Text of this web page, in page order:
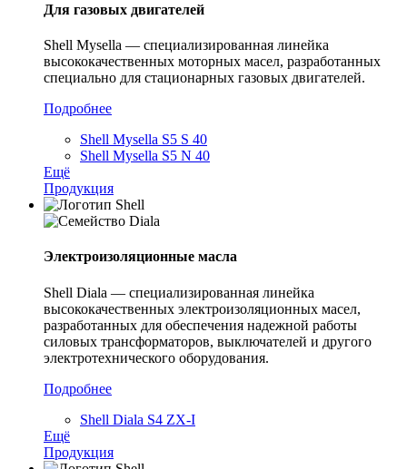
Для газовых двигателей
Shell Mysella — специализированная линейка
высококачественных моторных масел, разработанных
специально для стационарных газовых двигателей.
Подробнее
Shell Mysella S5 S 40
Shell Mysella S5 N 40
Ещё
Продукция
Электроизоляционные масла
Shell Diala — специализированная линейка
высококачественных электроизоляционных масел,
разработанных для обеспечения надежной работы
силовых трансформаторов, выключателей и другого
электротехнического оборудования.
Подробнее
Shell Diala S4 ZX-I
Ещё
Продукция